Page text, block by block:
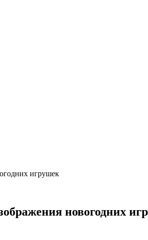
игрушек
новогодних